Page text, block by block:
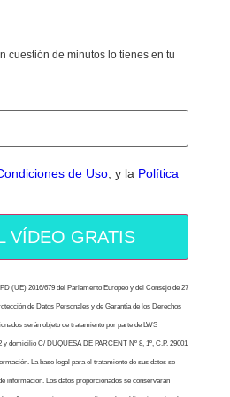
cuestión de minutos lo tienes en tu
de Uso, y la Política
VÍDEO GRATIS
(UE) 2016/679 del Parlamento Europeo y del Consejo de 27
de Datos Personales y de Garantía de los Derechos
serán objeto de tratamiento por parte de LWS
domicilio C/ DUQUESA DE PARCENT Nº 8, 1º, C.P. 29001
La base legal para el tratamiento de sus datos se
información. Los datos proporcionados se conservarán